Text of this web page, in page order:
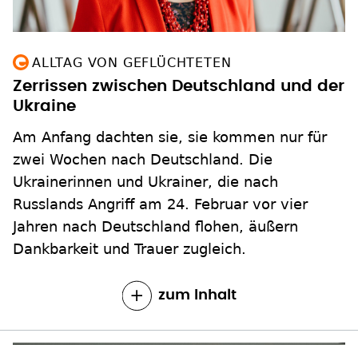
ALLTAG VON GEFLÜCHTETEN
Zerrissen zwischen Deutschland und der
Ukraine
Am Anfang dachten sie, sie kommen nur für
zwei Wochen nach Deutschland. Die
Ukrainerinnen und Ukrainer, die nach
Russlands Angriff am 24. Februar vor vier
Jahren nach Deutschland flohen, äußern
Dankbarkeit und Trauer zugleich.
zum Inhalt